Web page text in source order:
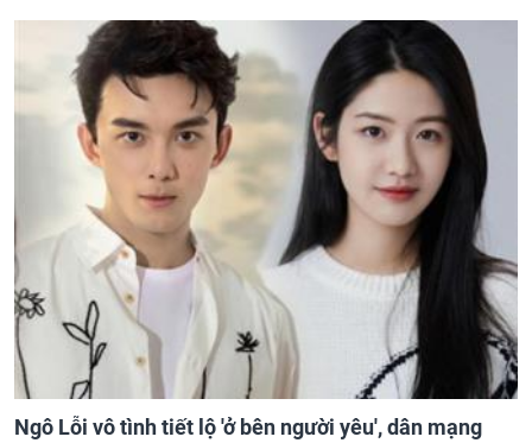
Ngô Lỗi vô tình tiết lộ 'ở bên người yêu', dân mạng